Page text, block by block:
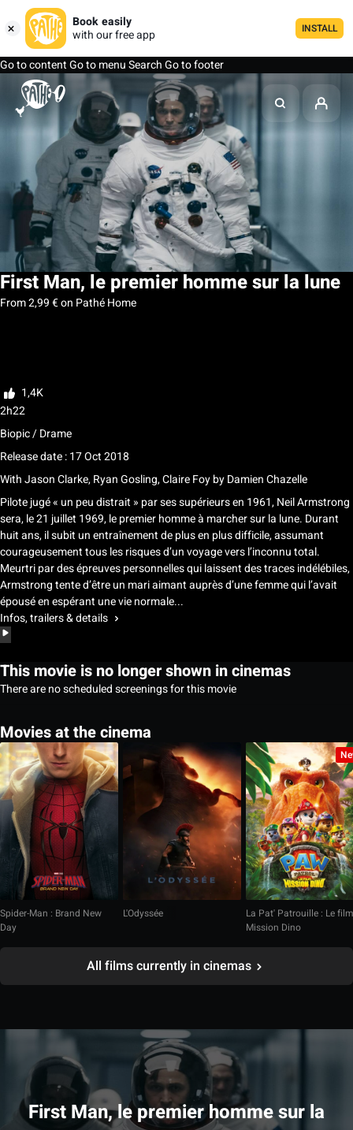
Book easily
with our free app
INSTALL
Go to contentGo to menuSearchGo to footer
First Man, le premier homme sur la lune
From 2,99 € on Pathé Home
1,4K
2h22
Biopic / Drame
Release date : 17 Oct 2018
WithJason Clarke, Ryan Gosling, Claire FoybyDamien Chazelle
Pilote jugé « un peu distrait » par ses supérieurs en 1961, Neil Armstrong
sera, le 21 juillet 1969, le premier homme à marcher sur la lune. Durant
huit ans, il subit un entraînement de plus en plus difficile, assumant
courageusement tous les risques d’un voyage vers l’inconnu total.
Meurtri par des épreuves personnelles qui laissent des traces indélébiles,
Armstrong tente d’être un mari aimant auprès d’une femme qui l’avait
épousé en espérant une vie normale...
Infos, trailers & details
This movie is no longer shown in cinemas
There are no scheduled screenings for this movie
Movies at the cinema
Spider-Man : Brand New
Day
L'Odyssée
La Pat' Patrouille : Le film
Mission Dino
All films currently in cinemas
First Man, le premier homme sur la